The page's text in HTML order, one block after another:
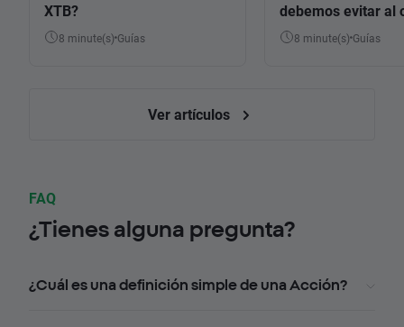
XTB?
8 minute(s) Guías
debemos evitar al
8 minute(s) Guías
Ver artículos
FAQ
¿Tienes alguna pregunta?
¿Cuál es una definición simple de una Acción?